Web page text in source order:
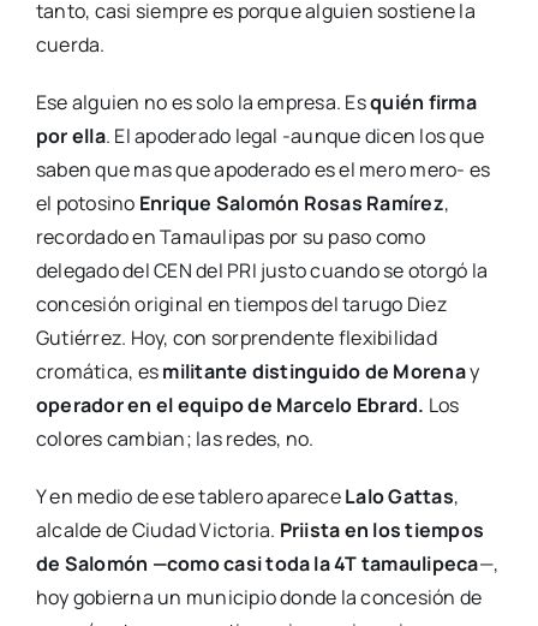
tanto, casi siempre es porque alguien sostiene la
cuerda.
Ese alguien no es solo la empresa. Esquién firma
por ella. El apoderado legal -aunque dicen los que
saben que mas que apoderado es el mero mero- es
el potosino Enrique Salomón Rosas Ramírez,
recordado en Tamaulipas por su paso como
delegado del CEN del PRI justo cuando se otorgó la
concesión original en tiempos del tarugo Diez
Gutiérrez. Hoy, con sorprendente flexibilidad
cromática, esmilitante distinguido de Morenay
operador en el equipo de Marcelo Ebrard. Los
colores cambian; las redes, no.
Y en medio de ese tablero apareceLalo Gattas,
alcalde de Ciudad Victoria. Priista en los tiempos
de Salomón —como casi toda la 4T tamaulipeca—,
hoy gobierna un municipio donde la concesión de